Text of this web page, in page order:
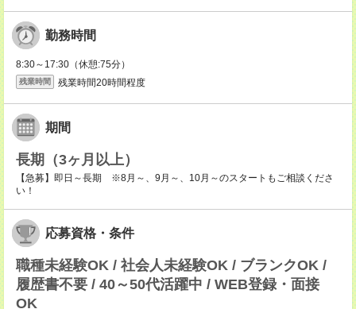
勤務時間
8:30～17:30（休憩:75分）
残業時間 残業時間20時間程度
期間
長期（3ヶ月以上）
【急募】即日～長期 ※8月～、9月～、10月～のスタートもご相談くださ
い！
応募資格・条件
職種未経験OK / 社会人未経験OK / ブランクOK /
履歴書不要 / 40～50代活躍中 / WEB登録・面接
OK